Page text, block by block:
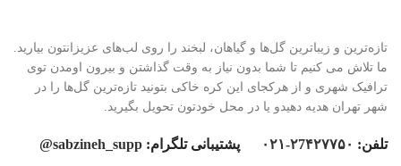
تازه‌ترین و زیباترین گل‌ها و گیاهان، لبخند را روی لب‌های عزیزانتون بیارید.
ما تلاش می کنیم تا شما بدون نیاز به وقت گذاشتن و بیرون اومدن توی
ترافیک شهری و از هرکجای این کره خاکی بتونید تازه‌ترین گل‌ها را در
شهر تهران هدیه دهیدو یا در محل خودتون تحویل بگیرید.
تلفن: ۲7۴۲۷۷۵۰-۰۲۱ پشتیبانی تلگرام: sabzineh_supp@